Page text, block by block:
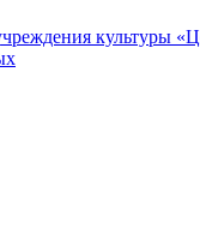
культуры